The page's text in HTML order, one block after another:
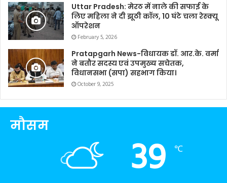
Uttar Pradesh: मेरठ में नाले की सफाई के
लिए महिला ने दी झूठी कॉल, 10 घंटे चला रेस्क्यू
ऑपरेशन
February 5, 2026
Pratapgarh News-विधायक डॉ. आर.के. वर्मा
ने बतौर सदस्य एवं उपमुख्य सचेतक,
विधानसभा (सपा) सहभाग किया।
October 9, 2025
मौसम
39 ℃